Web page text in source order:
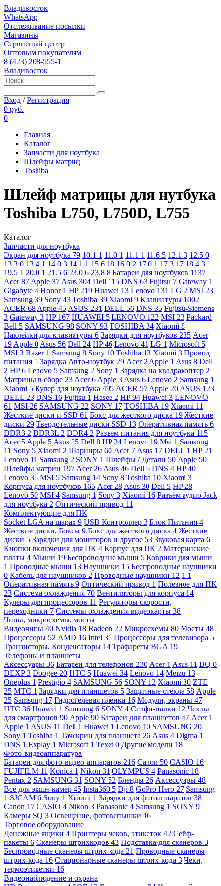
Владивосток
WhatsApp
Отслеживание посылки
Магазины
Сервисный центр
Оптовым покупателям
8 (423) 208-555-1
Владивосток
Вход /Регистрация
0 руб.
0
Главная
Каталог
Запчасти для ноутбука
Шлейфы матриц
Toshiba
Шлейф матрицы для нутбука
Toshiba L750, L750D, L755
Каталог
Запчасти для ноутбука
Экран для ноутбука 79 10.1 1 11.0 1 11.1 1 11.6 5 12.1 3 12.5 0
13.3 0 13.4 1 14.0 3 14.1 1 15.6 18 16.0 2 17.0 1 17.3 17 18.4 3
19.5 1 20.0 1 21.5 6 23.0 6 23.8 8 Батареи для ноутбуков 1137
Acer87 Apple 37 Asus 304 Dell 115 DNS 63 Fujitsu 7 Gateway 1
Gigabyte 4 Honor 1 HP 219 Huawei 13 Lenovo 131 LG 2 MSI 23
Samsung 39 Sony 43 Toshiba 39 Xiaomi 9 Клавиатуры 1002
ACER 68 Apple 45 ASUS 231 DELL 56 DNS 35 Fujitsu-Siemens
3 Gateway 3 HP 167 HUAWEI 5 LENOVO 122 MSI 23 Packard
Bell 5 SAMSUNG 98 SONY 93 TOSHIBA 34 Xiaomi 8
Наклейки для клавиатуры 6 Зарядки для ноутбуков 235 Acer
19 Apple 0 Asus 56 Dell 24 HP46 Lenovo 41 LG 1 Microsoft 5
MSI 3 Razer 1 Samsung 8 Sony 10 Toshiba 13 Xiaomi 3 Провод
питания 5 Зарядка Авто-ноутбук 29 Acer 2 Apple 1 Asus 8 Dell
2 HP6 Lenovo 5 Samsung 2 Sony 1 Зарядка на квадракоптер 2
Матрицы в сборе 23 Acer6 Apple 3 Asus 6 Lenovo 2 Samsung 1
Xiaomi 5 Кулер для ноутбука 495 ACER 57 Apple 20 ASUS 123
DELL 23 DNS 16 Fujitsu 1 Hasee 2 HP94 Huawei 3 LENOVO
61 MSI 26 SAMSUNG 22 SONY 17 TOSHIBA 19 Xiaomi 11
Жесткие диски и SSD 61 Бокс для жесткого диска 19 Жесткие
диски 29 Твердотельные диски SSD 13 Оперативная память 6
DDR3 2 DDR3L 2 DDR4 2 Разъем питания для ноутбука 115
Acer 5 Apple 5 Asus 35 Dell 8 HP 24 Lenovo 19 Msi 1 Samsung
11 Sony 5 Xiaomi 2 Шарниры 60 Acer 7 Asus 17 DELL 1 HP 21
Lenovo 11 Samsung 2 SONY 1 Шлейфы / Детали 50 Apple 50
Шлейфы матриц 197 Acer 26 Asus 46 Dell 6 DNS 4 HP40
Lenovo 35 MSI 5 Samsung 14 Sony 8 Toshiba 10 Xiaomi 3
Корпуса для ноутбуков 165 Acer 28 Asus 30 Dell 5 HP 28
Lenovo 50 MSI 4 Samsung 1 Sony 3 Xiaomi 16 Разъём аудио Jack
для ноутбука 2 Оптический привод 11
Комплектующие для ПК
Socket LGA на шарах 9 USB Контроллер 3 Блок Питания 4
Жесткие диски, Боксы 9 Бокс для жесткого диска 4 Жесткие
диски 5 Зарядки для мониторов и другое 53 Звуковая карта 6
Кнопки включения для ПК 4 Корпус для ПК 2 Материнские
платы 4 Мыши 19 Беспроводные мыши 5 Коврики для мыши
1 Проводные мыши 13 Наушники 15 Беспроводные наушники
0 Кабель для наушников 2 Проводные наушники 12 1 1
Оперативная память 9 Оптический привод 1 Полезное для ПК
23 Система охлаждения 70 Вентиляторы для корпуса 14
Кулеры для процессоров 11 Регуляторы скорости,
переходники 7 Системы охлаждения видеокарты 38
Чипы, микросхемы, мосты
Видеочипы 40 Nvidia 18 Radeon 22 Микросхемы 80 Мосты 48
Процессоры 52 AMD 16 Intel 31 Процессоры для телевизора 5
Транзисторы, Конденсаторы 14 Трафареты BGA 19
Телефоны и планшеты
Аксессуары 36 Батареи для телефонов 230 Acer 1 Asus 11 BQ 0
DEXP3 Doogee 20 HTC 5 Huawei 34 Lenovo 14 Meizu 13
Oneplus 1 Prestigio 4 SAMSUNG 56 SONY 12 Xiaomi 30 ZTE
25 МТС 1 Зарядки для планшетов 5 Защитные стёкла 58 Apple
25 Samsung 17 Гидрогелевая пленка 16 Модули, экраны 47
HTC 36 Huawei 1 Samsung 6 SONY 4 Селфи-палки 12 Чехлы
для смартфонов 90 Apple 90 Батареи для планшетов 47 Acer 1
Apple 1 ASUS 11 Dell 1 Huawei 1 Lenovo 10 SAMSUNG 20
Sony 1 Toshiba 1 Тачскрин для планшета 26 Asus 4 Digma 1
DNS 1 Explay 1 Microsoft 1 Texet 0 Другие модели 18
Фото-видеоаппаратура
Батареи для фото-видео-аппаратов 216 Canon 50 CASIO 16
FUJIFILM 11 Konica 1 Nikon 31 OLYMPUS 4 Panasonic 18
Pentax 2 SAMSUNG 31 SONY 52 Бленды 26 Аксессуары 48
Всё для экшн-камер 45 Insta360 5 Dji 8 GoPro Hero 27 Samsung
1 SJCAM 6 Sony 1 Xiaomi 1 Зарядки для фотоаппаратов 38
Canon 17 CASIO 4 Nikon 3 Panasonic 4 Samsung 1 SONY 9
Камеры SQ 3 Освещение, фотовспышки 16
Торговое оборудование
Денежные ящики 4 Принтеры чеков, этикеток 42 Сейф-
пакеты 6 Сканеры штрихкодов 43 Подставка для сканеров 3
Беспроводные сканеры штрих-кода 21 Проводные сканеры
штрих-кода 16 Стационарные сканеры штрих-кода 3 Чеки,
термоэтикетки 16
Видеонаблюдение и охрана